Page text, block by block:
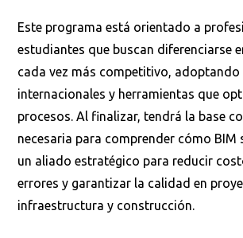
Este programa está orientado a
estudiantes que buscan diferenciarse
cada vez más competitivo, adoptando
internacionales y herramientas que
procesos. Al finalizar, tendrá la base
necesaria para comprender cómo BIM
un aliado estratégico para reducir
errores y garantizar la calidad en
infraestructura y construcción.